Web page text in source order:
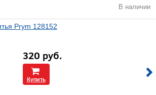
В наличии
Prym 128152
320 руб.
Купить